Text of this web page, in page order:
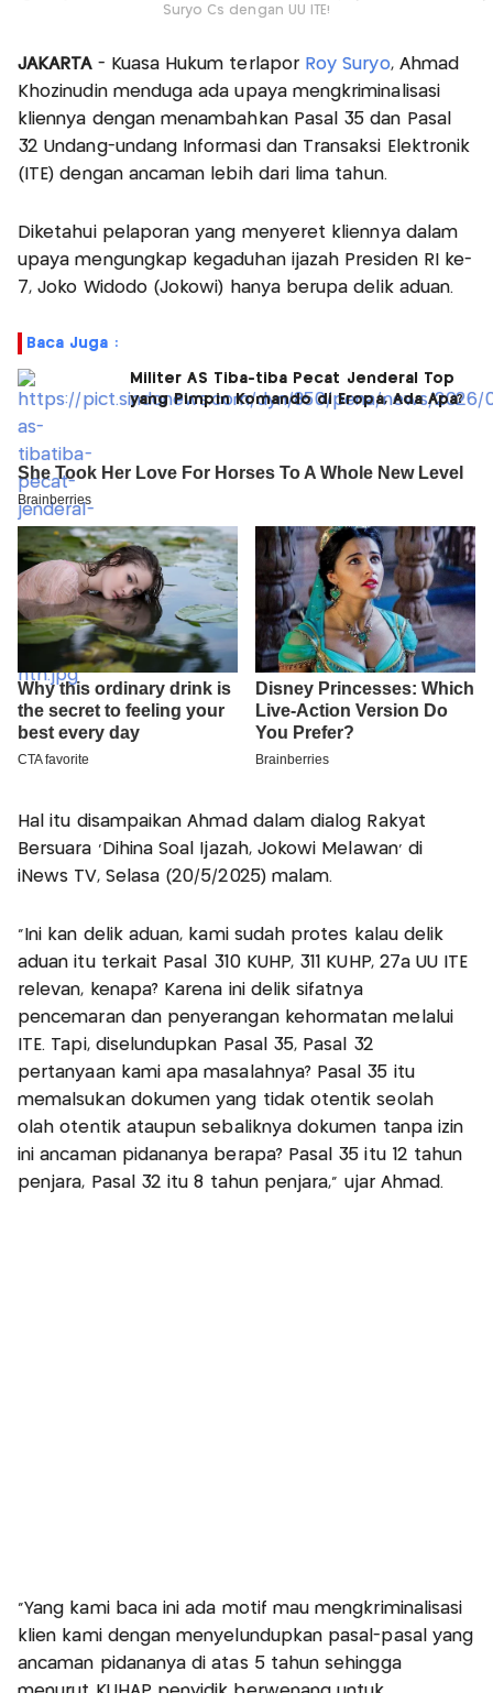
Suryo Cs dengan UU ITE!
JAKARTA - Kuasa Hukum terlapor Roy Suryo, Ahmad
Khozinudin menduga ada upaya mengkriminalisasi
kliennya dengan menambahkan Pasal 35 dan Pasal
32 Undang-undang Informasi dan Transaksi Elektronik
(ITE) dengan ancaman lebih dari lima tahun.
Diketahui pelaporan yang menyeret kliennya dalam
upaya mengungkap kegaduhan ijazah Presiden RI ke-
7, Joko Widodo (Jokowi) hanya berupa delik aduan.
Baca Juga :
Militer AS Tiba-tiba Pecat Jenderal Top
yang Pimpin Komando di Eropa, Ada Apa?
Hal itu disampaikan Ahmad dalam dialog Rakyat
Bersuara 'Dihina Soal Ijazah, Jokowi Melawan' di
iNews TV, Selasa (20/5/2025) malam.
"Ini kan delik aduan, kami sudah protes kalau delik
aduan itu terkait Pasal 310 KUHP, 311 KUHP, 27a UU ITE
relevan, kenapa? Karena ini delik sifatnya
pencemaran dan penyerangan kehormatan melalui
ITE. Tapi, diselundupkan Pasal 35, Pasal 32
pertanyaan kami apa masalahnya? Pasal 35 itu
memalsukan dokumen yang tidak otentik seolah
olah otentik ataupun sebaliknya dokumen tanpa izin
ini ancaman pidananya berapa? Pasal 35 itu 12 tahun
penjara, Pasal 32 itu 8 tahun penjara," ujar Ahmad.
"Yang kami baca ini ada motif mau mengkriminalisasi
klien kami dengan menyelundupkan pasal-pasal yang
ancaman pidananya di atas 5 tahun sehingga